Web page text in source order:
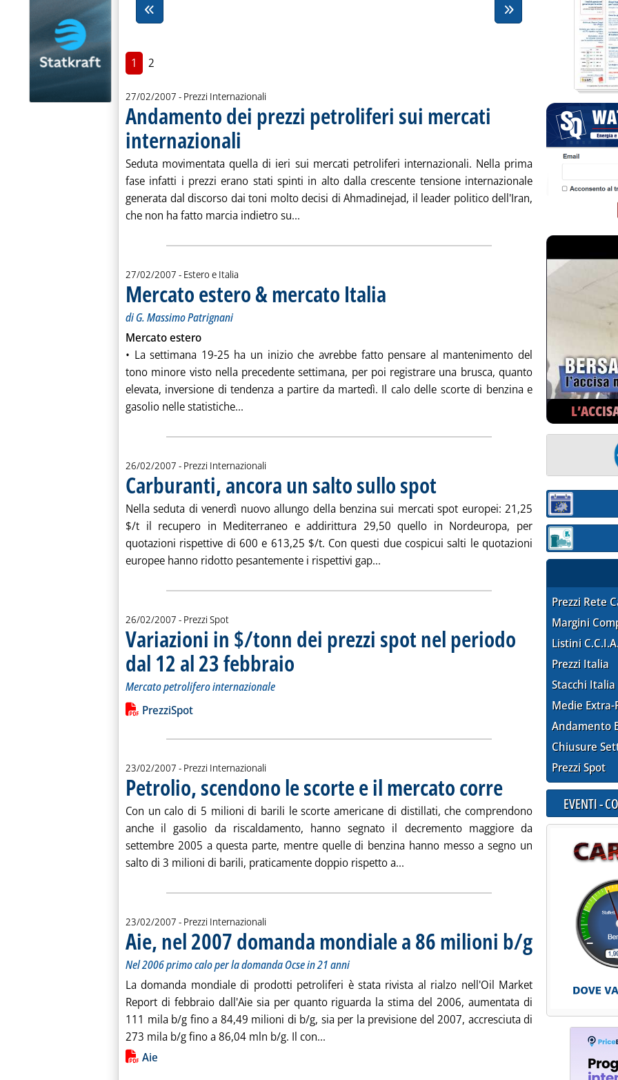
1 2
27/02/2007 - Prezzi Internazionali
Andamento dei prezzi petroliferi sui mercati
internazionali . Pubblicata martedì 27 febbraio 2007 alle 15.43.
Seduta movimentata quella di ieri sui mercati petroliferi internazionali. Nella prima
fase infatti i prezzi erano stati spinti in alto dalla crescente tensione internazionale
generata dal discorso dai toni molto decisi di Ahmadinejad, il leader politico dell'Iran,
che non ha fatto marcia indietro su... Leggi tutta la notizia: 'Andamento dei prezzi petroliferi sui
27/02/2007 - Estero e Italia
Mercato estero & mercato Italia
di G. Massimo Patrignani
Mercato estero
• La settimana 19-25 ha un inizio che avrebbe fatto pensare al mantenimento del
tono minore visto nella precedente settimana, per poi registrare una brusca, quanto
elevata, inversione di tendenza a partire da martedì. Il calo delle scorte di benzina e
gasolio nelle statistiche...
26/02/2007 - Prezzi Internazionali
Carburanti, ancora un salto sullo spot . Pubblicata lunedì 26 febbraio 2007 alle 16.33.
Nella seduta di venerdì nuovo allungo della benzina sui mercati spot europei: 21,25
$/t il recupero in Mediterraneo e addirittura 29,50 quello in Nordeuropa, per
quotazioni rispettive di 600 e 613,25 $/t. Con questi due cospicui salti le quotazioni
europee hanno ridotto pesantemente i rispettivi gap... Leggi tutta la notizia: 'Carburanti, ancora un
26/02/2007 - Prezzi Spot
Variazioni in $/tonn dei prezzi spot nel periodo
dal 12 al 23 febbraio . Sottotitolo: Mercato petrolifero internazionale
. Pubblicata lunedì 26 febbraio 2007 alle 16.28.
Mercato petrolifero internazionale
Leggi tutta la notizia: 'Variazioni in $/tonn dei prezzi spot nel periodo dal 12 al 23 febbraio'
Lista allegati PDF alla notizia
PrezziSpot
23/02/2007 - Prezzi Internazionali
Petrolio, scendono le scorte e il mercato corre . Pubblicata venerdì 23 febbraio
Con un calo di 5 milioni di barili le scorte americane di distillati, che comprendono
anche il gasolio da riscaldamento, hanno segnato il decremento maggiore da
settembre 2005 a questa parte, mentre quelle di benzina hanno messo a segno un
salto di 3 milioni di barili, praticamente doppio rispetto a... Leggi tutta la notizia: 'Petrolio, scendono
23/02/2007 - Prezzi Internazionali
Aie, nel 2007 domanda mondiale a 86 milioni b/g. Sottotitolo: Nel 2006
. Pubblicata venerdì 23
Nel 2006 primo calo per la domanda Ocse in 21 anni
La domanda mondiale di prodotti petroliferi è stata rivista al rialzo nell'Oil Market
Report di febbraio dall'Aie sia per quanto riguarda la stima del 2006, aumentata di
111 mila b/g fino a 84,49 milioni di b/g, sia per la previsione del 2007, accresciuta di
273 mila b/g fino a 86,04 mln b/g. Il con... Leggi tutta la notizia: 'Aie, nel 2007 domanda mondiale a
Lista allegati PDF alla notizia
Aie
Sezione:
Sezione:
Prezzi Rete
Margini
Listini
Prezzi Italia
Stacchi Italia
Medie Extra-
Andamento
Chiusure
Prezzi Spot
EVENTI -